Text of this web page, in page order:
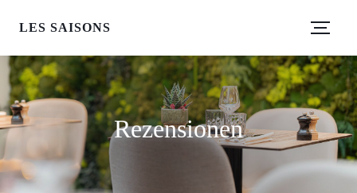
LES SAISONS
Rezensionen